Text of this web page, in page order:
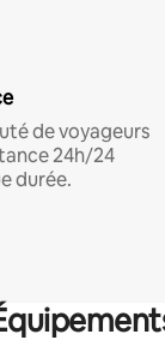
de voyageurs
24h/24
durée.